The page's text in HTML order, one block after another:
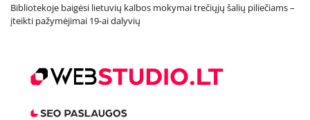
Bibliotekoje baigėsi lietuvių kalbos mokymai trečiųjų šalių piliečiams –
įteikti pažymėjimai 19-ai dalyvių